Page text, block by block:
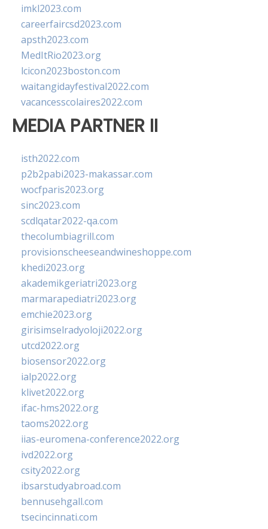
imkl2023.com
careerfaircsd2023.com
apsth2023.com
MedItRio2023.org
lcicon2023boston.com
waitangidayfestival2022.com
vacancesscolaires2022.com
MEDIA PARTNER II
isth2022.com
p2b2pabi2023-makassar.com
wocfparis2023.org
sinc2023.com
scdlqatar2022-qa.com
thecolumbiagrill.com
provisionscheeseandwineshoppe.com
khedi2023.org
akademikgeriatri2023.org
marmarapediatri2023.org
emchie2023.org
girisimselradyoloji2022.org
utcd2022.org
biosensor2022.org
ialp2022.org
klivet2022.org
ifac-hms2022.org
taoms2022.org
iias-euromena-conference2022.org
ivd2022.org
csity2022.org
ibsarstudyabroad.com
bennusehgall.com
tsecincinnati.com